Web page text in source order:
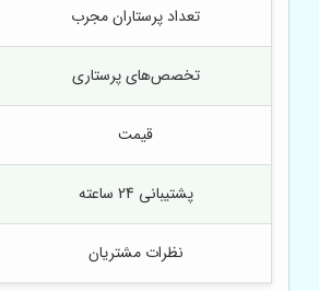
تعداد پرستاران مجرب
تخصص‌های پرستاری
قیمت
پشتیبانی 24 ساعته
نظرات مشتریان